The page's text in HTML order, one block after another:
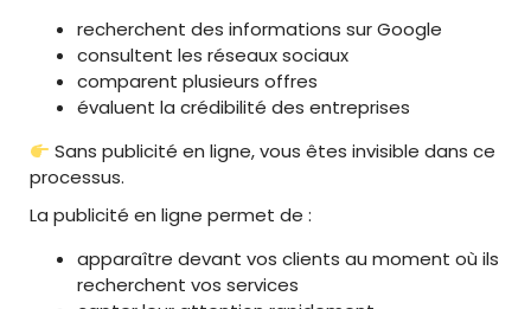
recherchent des informations sur Google
consultent les réseaux sociaux
comparent plusieurs offres
évaluent la crédibilité des entreprises
Sans publicité en ligne, vous êtes invisible dans ce
processus.
La publicité en ligne permet de :
apparaître devant vos clients au moment où ils
recherchent vos services